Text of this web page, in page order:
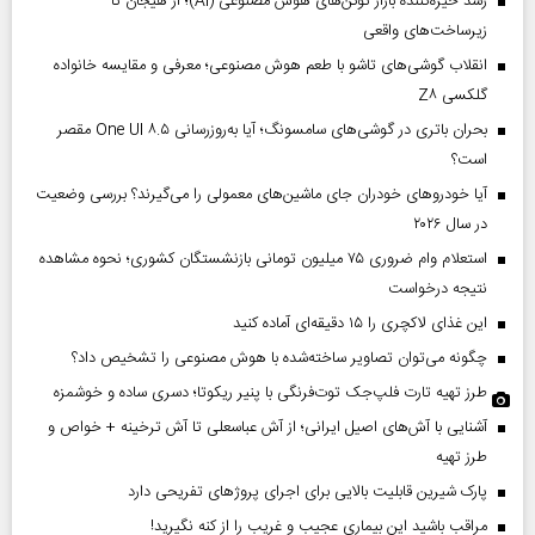
زیرساخت‌های واقعی
انقلاب گوشی‌های تاشو‌ با طعم هوش مصنوعی؛ معرفی و مقایسه خانواده
گلکسی Z۸
بحران باتری در گوشی‌های سامسونگ؛ آیا به‌روزرسانی One UI ۸.۵ مقصر
است؟
آیا خودروهای خودران جای ماشین‌های معمولی را می‌گیرند؟ بررسی وضعیت
در سال ۲۰۲۶
استعلام وام ضروری ۷۵ میلیون تومانی بازنشستگان کشوری؛ نحوه مشاهده
نتیجه درخواست
این غذای لاکچری را ۱۵ دقیقه‌ای آماده کنید
چگونه می‌توان تصاویر ساخته‌شده با هوش مصنوعی را تشخیص داد؟
طرز تهیه تارت فلپ‌جک توت‌فرنگی با پنیر ریکوتا؛ دسری ساده و خوشمزه
آشنایی با آش‌های اصیل ایرانی؛ از آش عباسعلی تا آش ترخینه + خواص و
طرز تهیه
پارک شیرین قابلیت‌ بالایی برای اجرای پروژهای تفریحی دارد
مراقب باشید این بیماری عجیب و غریب را از کنه نگیرید!